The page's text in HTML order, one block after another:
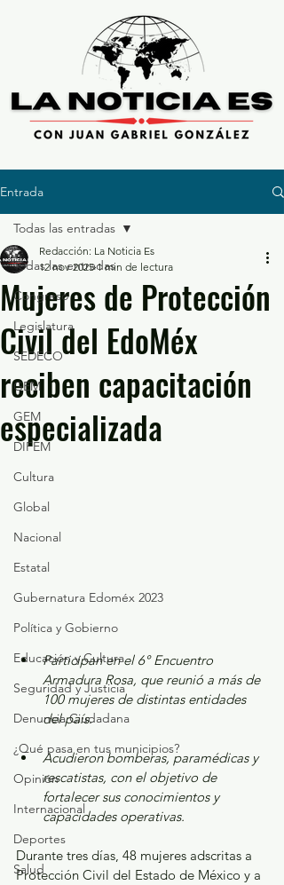
Entrada
Todas las entradas
Congreso
Legislatura
SEDECO
GEM
GEM
DIFEM
Cultura
Global
Nacional
Estatal
Gubernatura Edoméx 2023
Política y Gobierno
Educación y Cultura
Seguridad y Justicia
Denuncia Ciudadana
¿Qué pasa en tus municipios?
Opinión
Internacional
Deportes
Salud
Todas las entradas
Mujeres de Protección
Civil del EdoMéx
reciben capacitación
especializada
Redacción: La Noticia Es
12 nov 2025 1 min de lectura
Participan en el 6° Encuentro
Armadura Rosa, que reunió a más de
100 mujeres de distintas entidades
del país.
Acudieron bomberas, paramédicas y
rescatistas, con el objetivo de
fortalecer sus conocimientos y
capacidades operativas.
Durante tres días, 48 mujeres adscritas a
Protección Civil del Estado de México y a